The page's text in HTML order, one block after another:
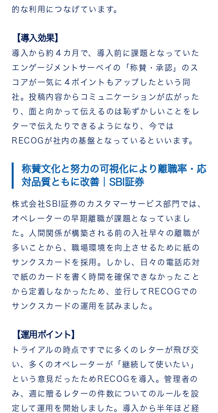
的な利用につなげています。
【導入効果】
導入から約４カ月で、導入前に課題となっていた
エンゲージメントサーベイの「称賛・承認」のス
コアが一気に４ポイントもアップしたという同
社。投稿内容からコミュニケーションが広がった
り、面と向かって伝えるのは恥ずかしいことをレ
ターで伝えたりできるようになり、今では
RECOGが社内の基盤となっているといいます。
称賛文化と努力の可視化により離職率・応
対品質ともに改善｜SBI証券
株式会社SBI証券のカスタマーサービス部門では、
オペレーターの早期離職が課題となっていまし
た。人間関係が構築される前の入社早々の離職が
多いことから、職場環境を向上させるために紙の
サンクスカードを採用。しかし、日々の電話応対
で紙のカードを書く時間を確保できなかったこと
から定着しなかったため、並行してRECOGでの
サンクスカードの運用を試みました。
【運用ポイント】
トライアルの時点ですでに多くのレターが飛び交
い、多くのオペレーターが「継続して使いたい」
という意見だったためRECOGを導入。管理者の
み、週に贈るレターの件数についてのルールを設
定して運用を開始しました。導入から半年ほど経